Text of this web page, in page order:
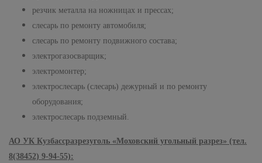
резчик металла на ножницах и прессах;
слесарь по ремонту автомобиля;
слесарь по ремонту подвижного состава;
электрогазосварщик;
электромонтер;
электрослесарь (слесарь) дежурный и по ремонту
оборудования;
электрослесарь подземный.
АО УК Кузбассразрезуголь «Моховский угольный разрез» (тел.
8(38452) 9-94-55):